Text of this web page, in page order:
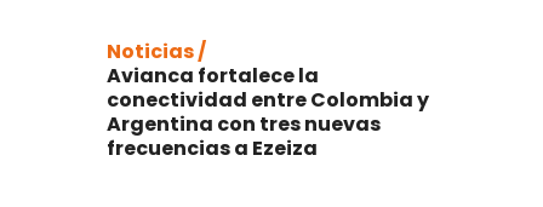
Noticias /
Avianca fortalece la
conectividad entre Colombia y
Argentina con tres nuevas
frecuencias a Ezeiza